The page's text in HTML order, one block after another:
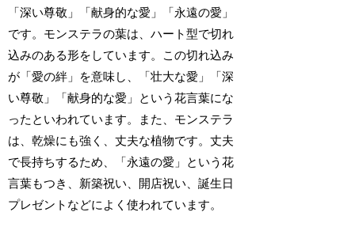
「深い尊敬」「献身的な愛」「永遠の愛」
です。モンステラの葉は、ハート型で切れ
込みのある形をしています。この切れ込み
が「愛の絆」を意味し、「壮大な愛」「深
い尊敬」「献身的な愛」という花言葉にな
ったといわれています。また、モンステラ
は、乾燥にも強く、丈夫な植物です。丈夫
で長持ちするため、「永遠の愛」という花
言葉もつき、新築祝い、開店祝い、誕生日
プレゼントなどによく使われています。